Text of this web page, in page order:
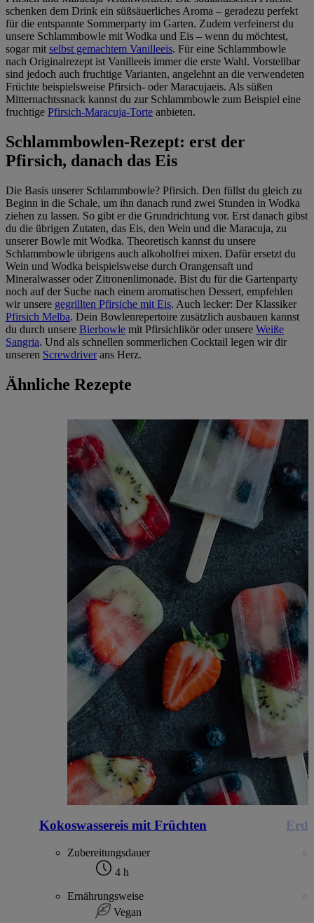
schenken dem Drink ein süßsäuerliches Aroma – geradezu perfekt
für die entspannte Sommerparty im Garten. Zudem verfeinerst du
unsere Schlammbowle mit Wodka und Eis – wenn du möchtest,
sogar mit selbst gemachtem Vanilleeis. Für eine Schlammbowle
nach Originalrezept ist Vanilleeis immer die erste Wahl. Vorstellbar
sind jedoch auch fruchtige Varianten, angelehnt an die verwendeten
Früchte beispielsweise Pfirsich- oder Maracujaeis. Als süßen
Mitternachtssnack kannst du zur Schlammbowle zum Beispiel eine
fruchtige Pfirsich-Maracuja-Torte anbieten.
Schlammbowlen-Rezept: erst der
Pfirsich, danach das Eis
Die Basis unserer Schlammbowle? Pfirsich. Den füllst du gleich zu
Beginn in die Schale, um ihn danach rund zwei Stunden in Wodka
ziehen zu lassen. So gibt er die Grundrichtung vor. Erst danach gibst
du die übrigen Zutaten, das Eis, den Wein und die Maracuja, zu
unserer Bowle mit Wodka. Theoretisch kannst du unsere
Schlammbowle übrigens auch alkoholfrei mixen. Dafür ersetzt du
Wein und Wodka beispielsweise durch Orangensaft und
Mineralwasser oder Zitronenlimonade. Bist du für die Gartenparty
noch auf der Suche nach einem aromatischen Dessert, empfehlen
wir unsere gegrillten Pfirsiche mit Eis. Auch lecker: Der Klassiker
Pfirsich Melba. Dein Bowlenrepertoire zusätzlich ausbauen kannst
du durch unsere Bierbowle mit Pfirsichlikör oder unsere Weiße
Sangria. Und als schnellen sommerlichen Cocktail legen wir dir
unseren Screwdriverans Herz.
Ähnliche Rezepte
Kokoswassereis mit Früchten
Zubereitungsdauer
4 h
Ernährungsweise
Vegan